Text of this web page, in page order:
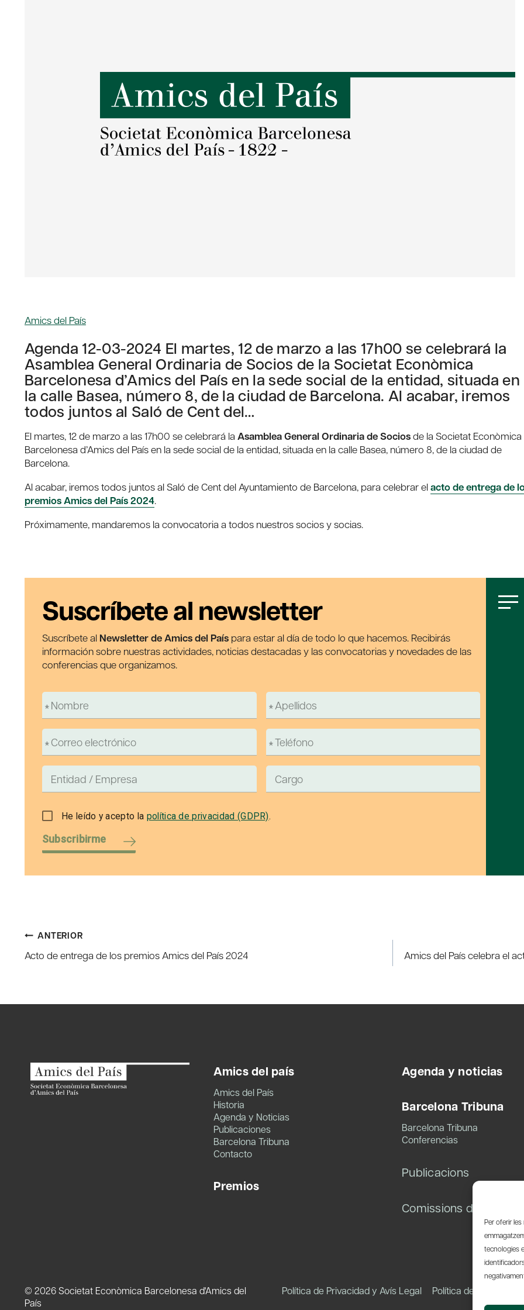
Per oferir
tecnologies
Amics del País
Agenda 12-03-2024 El martes, 12 de marzo a las 17h00 se celebrará la
Asamblea General Ordinaria de Socios de la Societat Econòmica
Barcelonesa d’Amics del País en la sede social de la entidad, situada en
la calle Basea, número 8, de la ciudad de Barcelona. Al acabar, iremos
todos juntos al Saló de Cent del…
El martes, 12 de marzo a las 17h00 se celebrará la Asamblea General Ordinaria de Sociosde la Societat Econòmica
Barcelonesa d’Amics del País en la sede social de la entidad, situada en la calle Basea, número 8, de la ciudad de
Barcelona.
Al acabar, iremos todos juntos al Saló de Cent del Ayuntamiento de Barcelona, para celebrar elacto de entrega de
premios Amics del País 2024.
Próximamente, mandaremos la convocatoria a todos nuestros socios y socias.
Suscríbete al newsletter
Suscríbete al Newsletter de Amics del País para estar al día de todo lo que hacemos. Recibirás
información sobre nuestras actividades, noticias destacadas y las convocatorias y novedades de las
conferencias que organizamos.
He leído y acepto la política de privacidad (GDPR).
Subscribirme
Navegación
de
entradas
ANTERIOR
Acto de entrega de los premios Amics del País 2024 Amics del País celebra el
Amics del país
Amics del País
Historia
Agenda y Noticias
Publicaciones
Barcelona Tribuna
Contacto
Premios
Agenda y noticias
Barcelona Tribuna
Barcelona Tribuna
Conferencias
Publicacions
Comissions de treball
© 2026 Societat Econòmica Barcelonesa d'Amics del
País
Política de Privacidad y Avís Legal Política de Cookies